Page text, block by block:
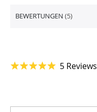
BEWERTUNGEN 5
5 Reviews